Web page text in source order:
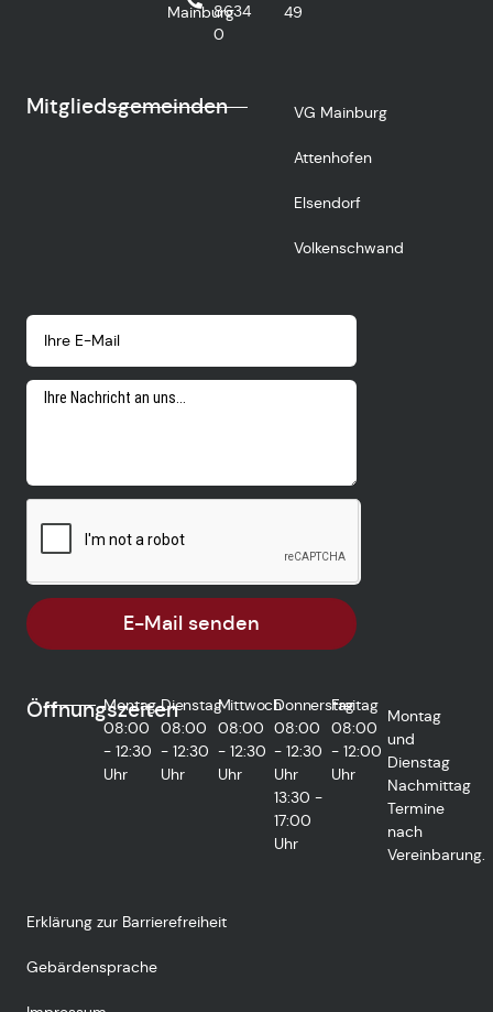
Mainburg8634
0
49
Mitgliedsgemeinden VG Mainburg
Attenhofen
Elsendorf
Volkenschwand
E-Mail senden
Öffnungszeiten
Montag
08:00
- 12:30
Uhr
Dienstag
08:00
- 12:30
Uhr
Mittwoch
08:00
- 12:30
Uhr
Donnerstag
08:00
- 12:30
Uhr
13:30 -
17:00
Uhr
Freitag
08:00
- 12:00
Uhr
Montag
und
Dienstag
Nachmittag
Termine
nach
Vereinbarung.
Erklärung zur Barrierefreiheit
Gebärdensprache